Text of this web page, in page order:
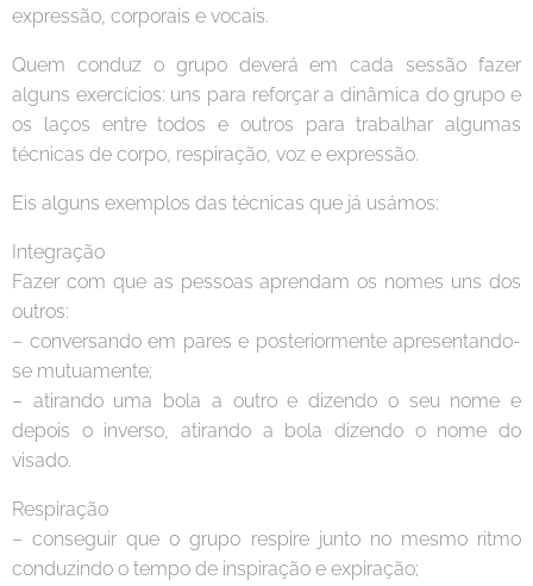
expressão, corporais e vocais.
Quem conduz o grupo deverá em cada sessão fazer
alguns exercícios: uns para reforçar a dinâmica do grupo e
os laços entre todos e outros para trabalhar algumas
técnicas de corpo, respiração, voz e expressão.
Eis alguns exemplos das técnicas que já usámos:
Integração
Fazer com que as pessoas aprendam os nomes uns dos
outros:
– conversando em pares e posteriormente apresentando-
se mutuamente;
– atirando uma bola a outro e dizendo o seu nome e
depois o inverso, atirando a bola dizendo o nome do
visado.
Respiração
– conseguir que o grupo respire junto no mesmo ritmo
conduzindo o tempo de inspiração e expiração;